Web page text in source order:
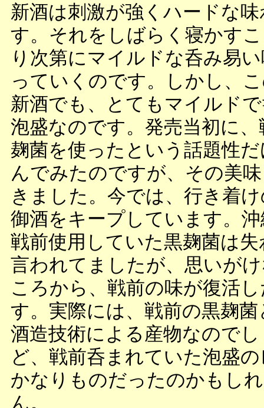
新酒は刺激が強くハードな
す。それをしばらく寝かす
り次第にマイルドな呑み易
っていくのです。しかし、
新酒でも、とてもマイルド
泡盛なのです。発売当初に、
麹菌を使ったという話題性
んでみたのですが、その美
きました。今では、行き着
御酒をキープしています。
戦前使用していた黒麹菌は
言われてましたが、思いが
ころから、戦前の味が復活
す。実際には、戦前の黒麹菌
酒造技術による産物なので
ど、戦前呑まれていた泡盛
かなりものだったのかもし
ん。